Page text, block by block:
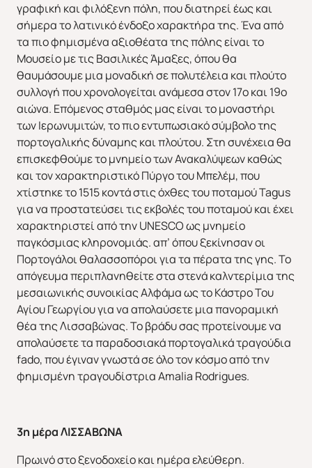
γραφική και φιλόξενη πόλη, που διατηρεί έως και
σήμερα το λατινικό ένδοξο χαρακτήρα της. Ένα από
τα πιο φημισμένα αξιοθέατα της πόλης είναι το
Μουσείο με τις Βασιλικές Άμαξες, όπου θα
θαυμάσουμε μια μοναδική σε πολυτέλεια και πλούτο
συλλογή που χρονολογείται ανάμεσα στον 17ο και 19ο
αιώνα. Επόμενος σταθμός μας είναι το μοναστήρι
των Ιερωνυμιτών, το πιο εντυπωσιακό σύμβολο της
πορτογαλικής δύναμης και πλούτου. Στη συνέχεια θα
επισκεφθούμε το μνημείο των Ανακαλύψεων καθώς
και τον χαρακτηριστικό Πύργο του Μπελέμ, που
χτίστηκε το 1515 κοντά στις όχθες του ποταμού Tagus
για να προστατεύσει τις εκβολές του ποταμού και έχει
χαρακτηριστεί από την UNESCO ως μνημείο
παγκόσμιας κληρονομιάς. απ’ όπου ξεκίνησαν οι
Πορτογάλοι θαλασσοπόροι για τα πέρατα της γης. Το
απόγευμα περιπλανηθείτε στα στενά καλντερίμια της
μεσαιωνικής συνοικίας Αλφάμα ως το Κάστρο Του
Αγίου Γεωργίου για να απολαύσετε μια πανοραμική
θέα της Λισσαβώνας. To βράδυ σας προτείνουμε να
απολαύσετε τα παραδοσιακά πορτογαλικά τραγούδια
fado, που έγιναν γνωστά σε όλο τον κόσμο από την
φημισμένη τραγουδίστρια Αmalia Rodrigues.
3η μέρα ΛΙΣΣΑΒΩΝΑ
Πρωινό στο ξενοδοχείο και ημέρα ελεύθερη.